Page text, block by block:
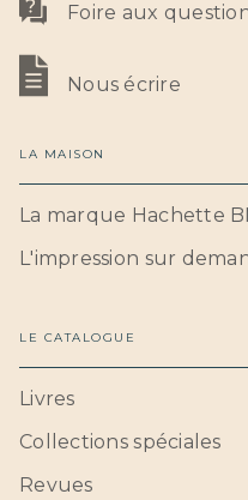
Foire aux
Nous écrire
LA MAISON
La marque Hachette
L'impression sur
LE CATALOGUE
Livres
Collections spéciales
Revues